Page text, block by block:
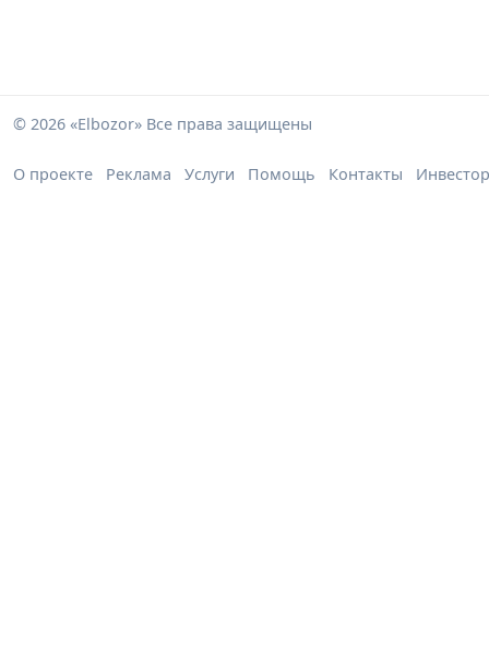
© 2026 «Elbozor» Все права защищены
О проекте Реклама Услуги Помощь Контакты